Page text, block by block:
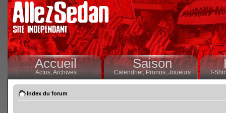
Accueil
Actus,Archives
Saison
Calendrier,Pronos, Joueurs T-
Index du forum